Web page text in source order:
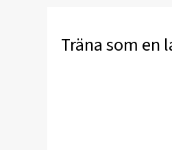
Träna som en